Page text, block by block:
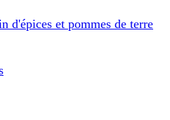
d'épices et pommes de terre